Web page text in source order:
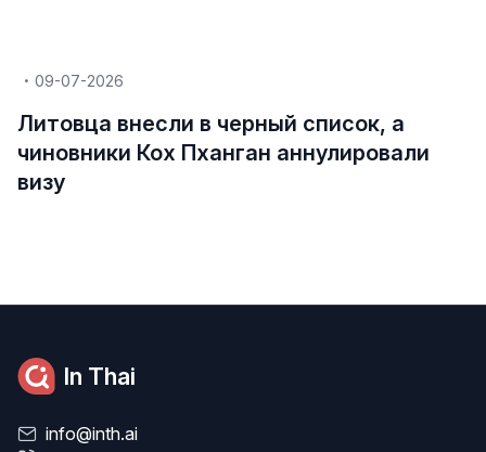
09-07-2026
Литовца внесли в черный список, а
чиновники Кох Пханган аннулировали
визу
In Thai
info@inth.ai